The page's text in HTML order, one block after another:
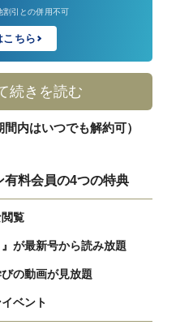
引との併用不可
こちら
続きを読む
内はいつでも解約可）
有料会員の4つの特典
覧
が最新号から読み放題
の動画が見放題
ベント